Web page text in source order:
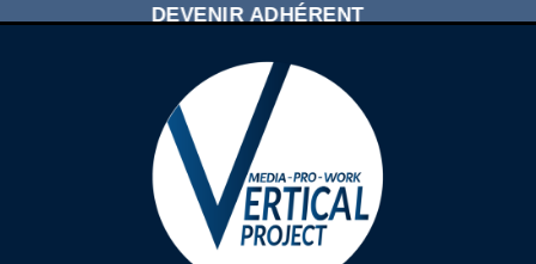
DEVENIR ADHÉRENT
SE CONNECTER À SON COMPTE
D'ADHÉRENT